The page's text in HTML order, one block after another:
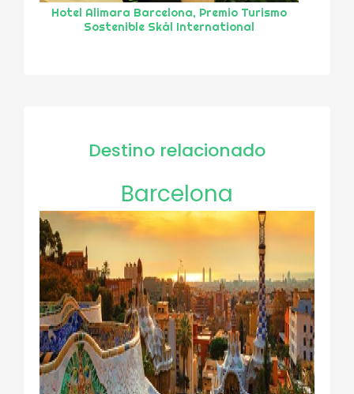
Hotel Alimara Barcelona, Premio Turismo
Sostenible Skål International
Destino relacionado
Barcelona